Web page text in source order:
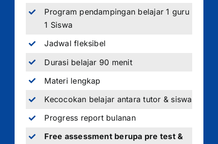
Program pendampingan belajar 1 guru
1 Siswa
Jadwal fleksibel
Durasi belajar 90 menit
Materi lengkap
Kecocokan belajar antara tutor & siswa
Progress report bulanan
Free assessment berupa pre test &